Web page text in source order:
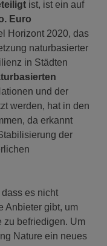
ist, ist ein auf
Euro
Horizont 2020, das
naturbasierter
in Städten
und der
werden, hat in den
da erkannt
der
es nicht
Anbieter gibt, um
zu befriedigen. Um
Nature ein neues